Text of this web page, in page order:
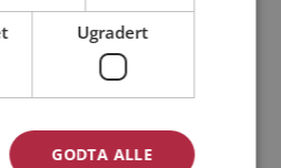
gratis!
Kvinne
Ugradert
GODTA ALLE